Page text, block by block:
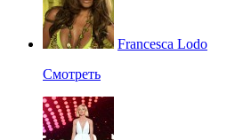
Francesca Lodo
Смотреть